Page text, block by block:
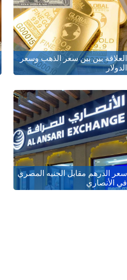
العلاقة بين بين سعر الذهب وسعر
الدولار
سعر الدرهم مقابل الجنيه المصري
في الأنصاري